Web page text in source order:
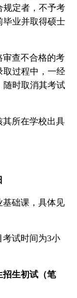
规定者，不予考
毕业并取得硕士
查不合格的考
取过程中，一经
随时取消其考试
其所在学校出具
础课，具体见
试时间为3小
招生初试（笔